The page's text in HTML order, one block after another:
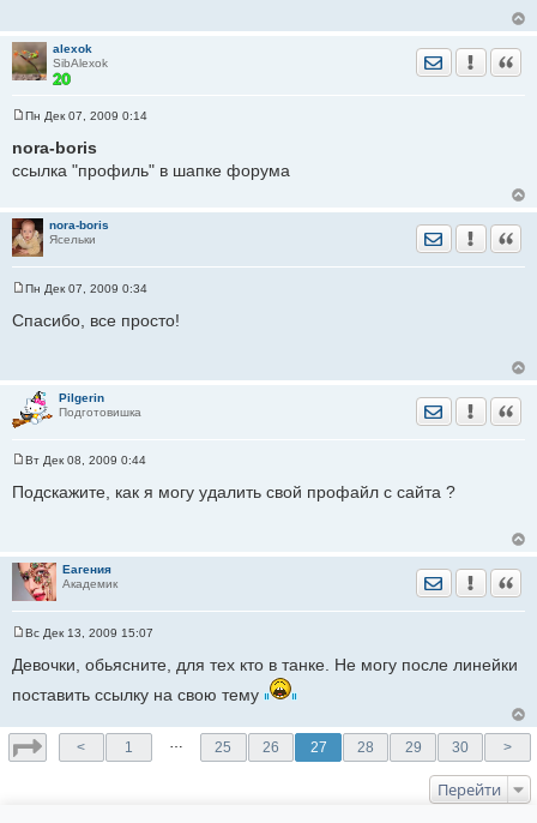
и
е
alexok
SibAlexok
Отправить
о
б
н
и
е
Пн Дек 07, 2009 0:14
nora-boris
ссылка "профиль" в шапке форума
nora-boris
Ясельки
Отправить
о
и
е
Пн Дек 07, 2009 0:34
Спасибо, все просто!
Pilgerin
Подготовишка
Отправить
о
н
и
е
Вт Дек 08, 2009 0:44
Подскажите, как я могу удалить cвой профайл с сайта ?
Еагения
Академик
Отправить
о
щ
н
и
е
Вс Дек 13, 2009 15:07
Девочки, обьясните, для тех кто в танке. Не могу после линейки
поставить ссылку на свою тему
< 1 25 26 27 28 29 30 >
Перейти